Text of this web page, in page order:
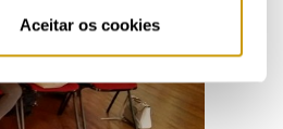
Aceitar os cookies